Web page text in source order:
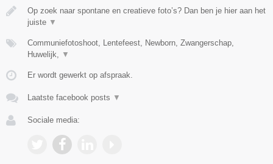
Op zoek naar spontane en creatieve foto’s? Dan ben je hier aan het
juiste ▼
Communiefotoshoot, Lentefeest, Newborn, Zwangerschap,
Huwelijk, ▼
Er wordt gewerkt op afspraak.
Laatste facebook posts ▼
Sociale media: